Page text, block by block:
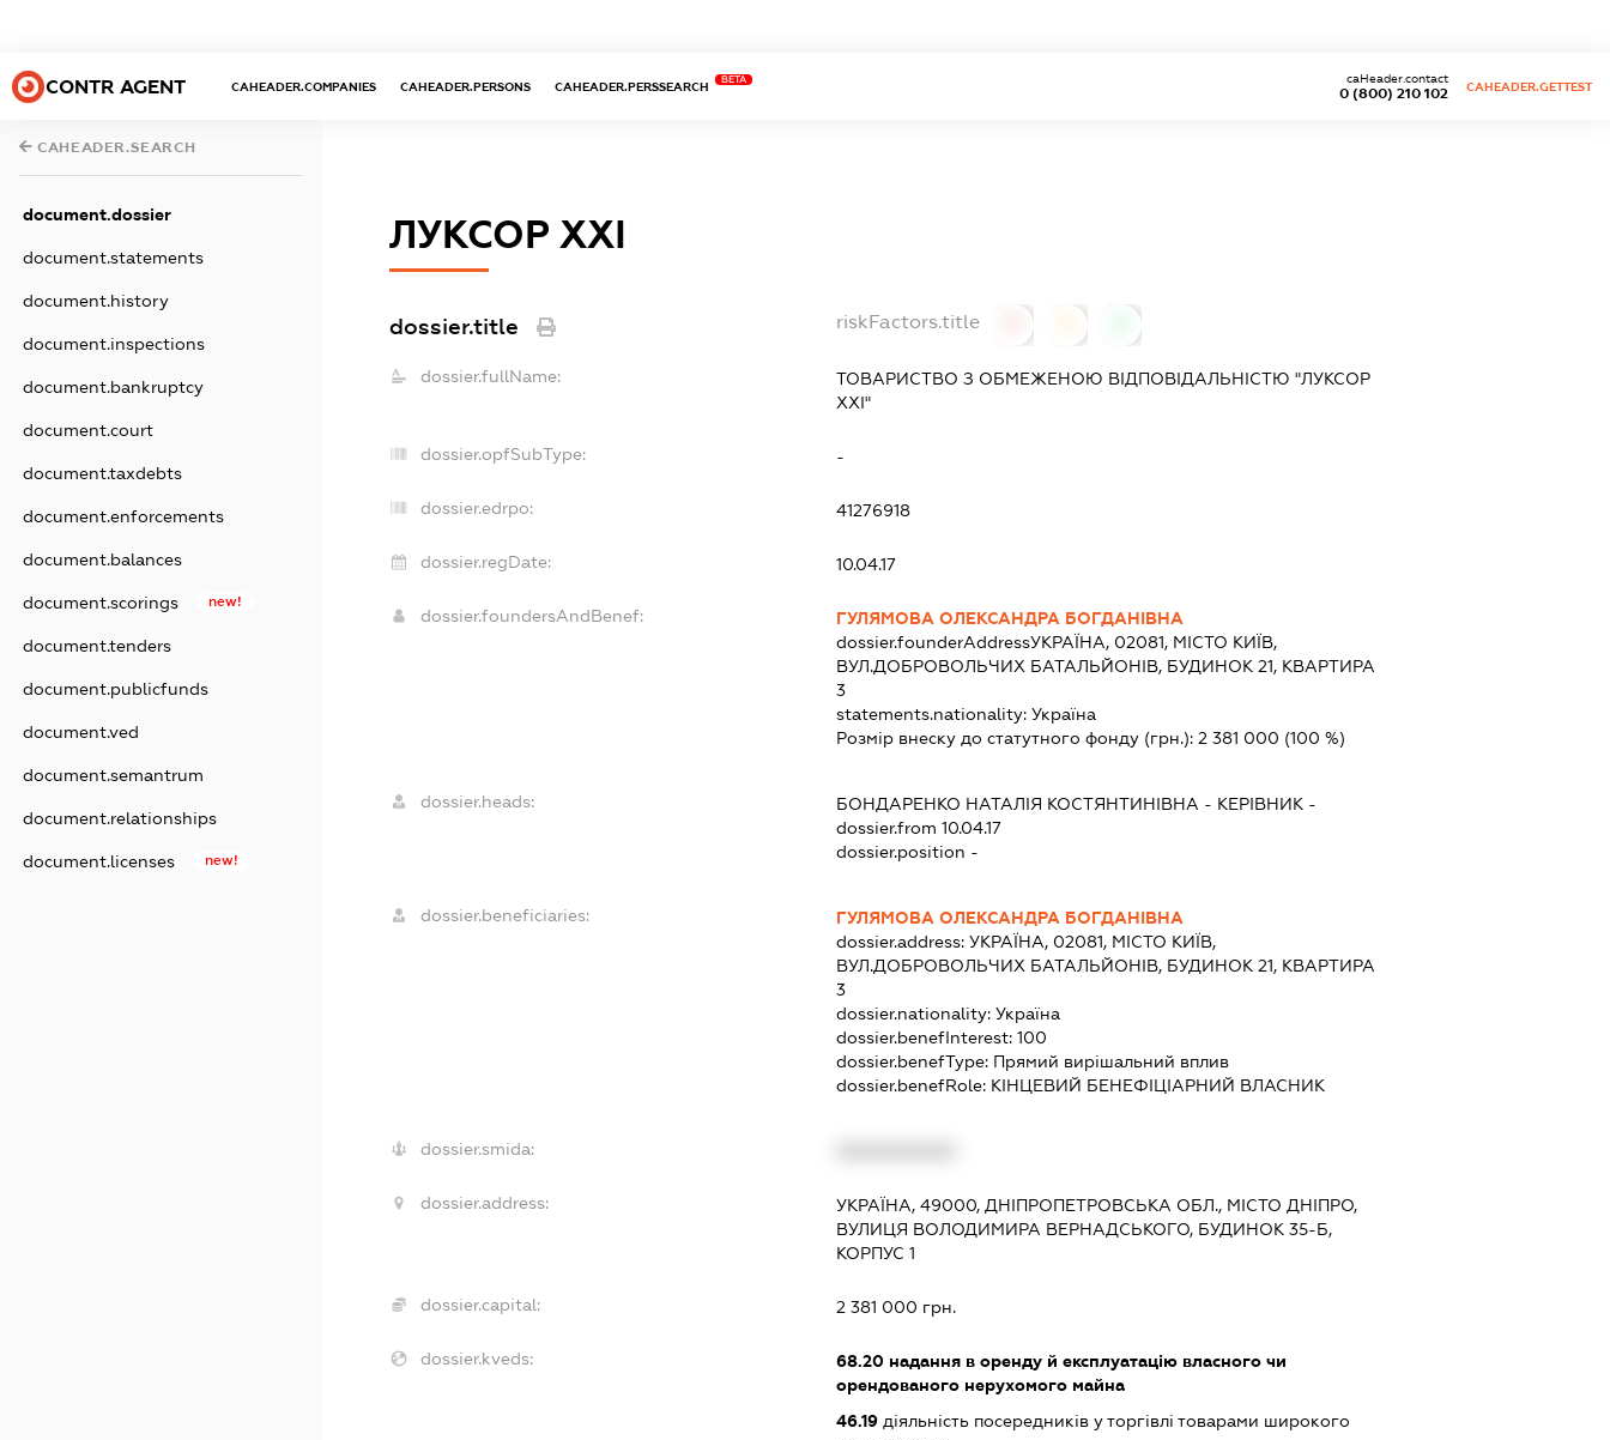
CONTR AGENT CAHEADER.COMPANIES CAHEADER.PERSONS CAHEADER.PERSSEARCH
BETA
0 (800) 210 102
caHeader.contact
CAHEADER.GETTEST
CAHEADER.SEARCH
document.dossier
document.statements
document.history
document.inspections
document.bankruptcy
document.court
document.taxdebts
document.enforcements
document.balances
document.scorings new!
document.tenders
document.publicfunds
document.ved
document.semantrum
document.relationships
document.licenses new!
ЛУКСОР ХХІ
dossier.title riskFactors.title
dossier.fullName:
ТОВАРИСТВО З ОБМЕЖЕНОЮ ВІДПОВІДАЛЬНІСТЮ "ЛУКСОР
ХХІ"
dossier.opfSubType: -
dossier.edrpo: 41276918
dossier.regDate: 10.04.17
dossier.foundersAndBenef:
ГУЛЯМОВА ОЛЕКСАНДРА БОГДАНІВНА
dossier.founderAddressУКРАЇНА, 02081, МІСТО КИЇВ,
ВУЛ.ДОБРОВОЛЬЧИХ БАТАЛЬЙОНІВ, БУДИНОК 21, КВАРТИРА
3
statements.nationality: Україна
Розмір внеску до статутного фонду (грн.): 2 381 000 (100 %)
dossier.heads: БОНДАРЕНКО НАТАЛІЯ КОСТЯНТИНІВНА - КЕРІВНИК -
dossier.from 10.04.17
dossier.position -
dossier.beneficiaries:
ГУЛЯМОВА ОЛЕКСАНДРА БОГДАНІВНА
dossier.address: УКРАЇНА, 02081, МІСТО КИЇВ,
ВУЛ.ДОБРОВОЛЬЧИХ БАТАЛЬЙОНІВ, БУДИНОК 21, КВАРТИРА
3
dossier.nationality: Україна
dossier.benefInterest: 100
dossier.benefType: Прямий вирішальний вплив
dossier.benefRole: КІНЦЕВИЙ БЕНЕФІЦІАРНИЙ ВЛАСНИК
dossier.smida:
dossier.address:
УКРАЇНА, 49000, ДНІПРОПЕТРОВСЬКА ОБЛ., МІСТО ДНІПРО,
ВУЛИЦЯ ВОЛОДИМИРА ВЕРНАДСЬКОГО, БУДИНОК 35-Б,
КОРПУС 1
dossier.capital: 2 381 000 грн.
dossier.kveds: 68.20надання в оренду й експлуатацію власного чи
орендованого нерухомого майна
46.19діяльність посередників у торгівлі товарами широкого